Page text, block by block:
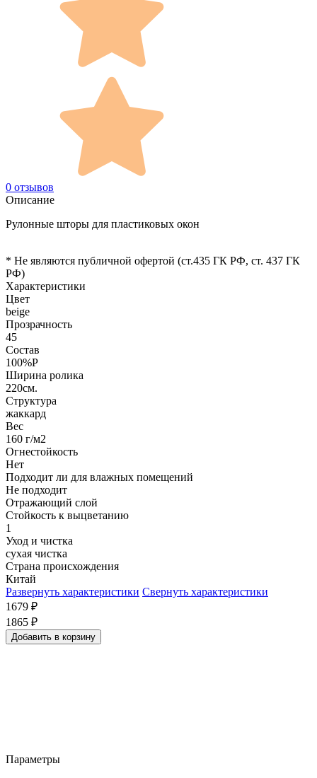
0 отзывов
Описание
Рулонные шторы для пластиковых окон
* Не являются публичной офертой (ст.435 ГК РФ, cт. 437 ГК
РФ)
Характеристики
Цвет
beige
Прозрачность
45
Состав
100%P
Ширина ролика
220см.
Структура
жаккард
Вес
160 г/м2
Огнестойкость
Нет
Подходит ли для влажных помещений
Не подходит
Отражающий слой
Стойкость к выцветанию
1
Уход и чистка
сухая чистка
Страна происхождения
Китай
Развернуть характеристики Свернуть характеристики
1679 ₽
1865 ₽
Добавить в корзину
Параметры